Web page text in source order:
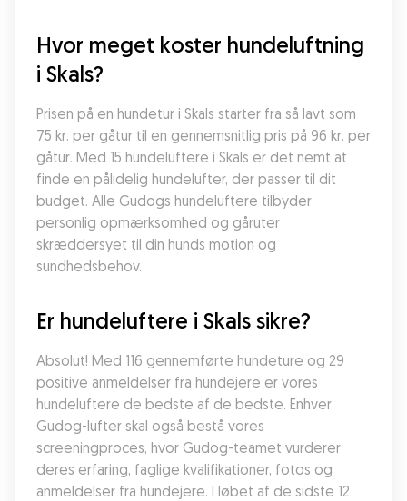
Hvor meget koster hundeluftning
i Skals?
Prisen på en hundetur i Skals starter fra så lavt som
75 kr. per gåtur til en gennemsnitlig pris på 96 kr. per
gåtur. Med 15 hundeluftere i Skals er det nemt at
finde en pålidelig hundelufter, der passer til dit
budget. Alle Gudogs hundeluftere tilbyder
personlig opmærksomhed og gåruter
skræddersyet til din hunds motion og
sundhedsbehov.
Er hundeluftere i Skals sikre?
Absolut! Med 116 gennemførte hundeture og 29
positive anmeldelser fra hundejere er vores
hundeluftere de bedste af de bedste. Enhver
Gudog-lufter skal også bestå vores
screeningproces, hvor Gudog-teamet vurderer
deres erfaring, faglige kvalifikationer, fotos og
anmeldelser fra hundejere. I løbet af de sidste 12